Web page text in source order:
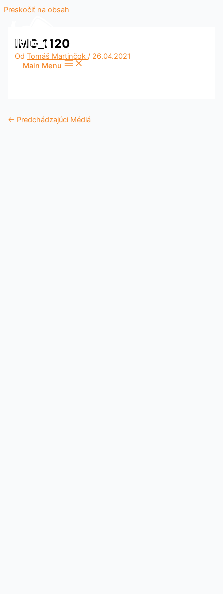
Preskočiť na obsah
Main Menu
IMG_1120
Od Tomáš Martinčok/ 26.04.2021
← Predchádzajúci Médiá